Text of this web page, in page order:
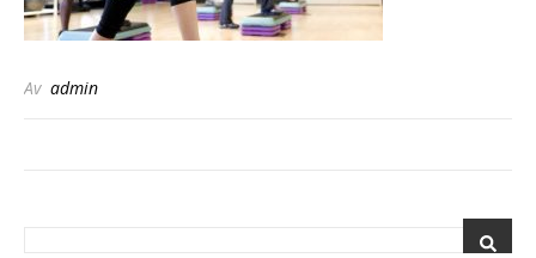
Av admin